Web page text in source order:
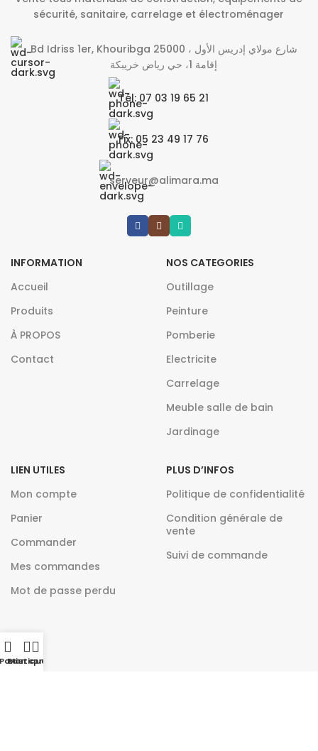
sécurité, sanitaire, carrelage et électroménager
Bd Idriss 1er, Khouribga 25000 شارع مولاي إدريس الأول ،
إقامة 1، حي رياض خريبكة
Tél: 07 03 19 65 21
Fix: 05 23 49 17 76
serveur@alimara.ma
INFORMATION
Accueil
Produits
À PROPOS
Contact
NOS CATEGORIES
Outillage
Peinture
Pomberie
Electricite
Carrelage
Meuble salle de bain
Jardinage
LIEN UTILES
Mon compte
Panier
Commander
Mes commandes
Mot de passe perdu
PLUS D’INFOS
Politique de confidentialité
Condition générale de
vente
Suivi de commande
Panier
Boutique
Mon compte